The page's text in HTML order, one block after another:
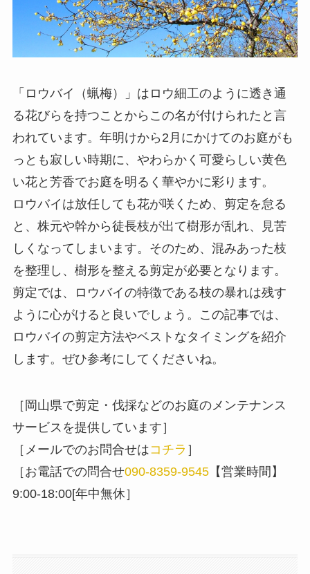
「ロウバイ（蝋梅）」はロウ細工のように透き通
る花びらを持つことからこの名が付けられたと言
われています。年明けから2月にかけてのお庭がも
っとも寂しい時期に、やわらかく可愛らしい黄色
い花と芳香でお庭を明るく華やかに彩ります。
ロウバイは放任しても花が咲くため、剪定を怠る
と、株元や幹から徒長枝が出て樹形が乱れ、見苦
しくなってしまいます。そのため、混みあった枝
を整理し、樹形を整える剪定が必要となります。
剪定では、ロウバイの特徴である枝の暴れは残す
ように心がけると良いでしょう。この記事では、
ロウバイの剪定方法やベストなタイミングを紹介
します。ぜひ参考にしてくださいね。
［岡山県で剪定・伐採などのお庭のメンテナンス
サービスを提供しています］
［メールでのお問合せはコチラ ］
［お電話での問合せ090-8359-9545【営業時間】
9:00-18:00[年中無休］